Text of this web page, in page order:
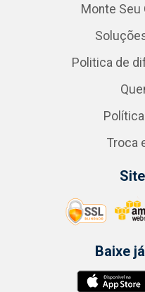
Monte Seu
Politica de
Troca
Baixe